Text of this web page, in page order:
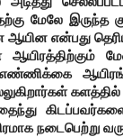
மேலே இருந்த
என்பது
எண்ணிக்கை
நடைபெற்று